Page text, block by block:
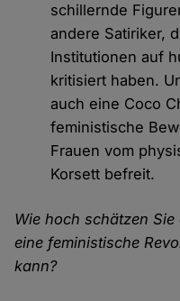
schillernde
andere Satiriker,
Institutionen auf
kritisiert haben.
auch eine Coco
feministische
Frauen vom
Korsett befreit.
Wie hoch schätzen
eine feministische
kann?